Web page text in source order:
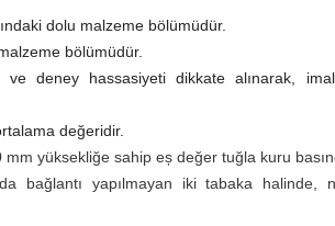
dolu malzeme bölümüdür.
bölümüdür.
deney hassasiyeti dikkate alınarak,
değeridir.
yüksekliğe sahip eș değer tuğla kuru
bağlantı yapılmayan iki tabaka halinde,